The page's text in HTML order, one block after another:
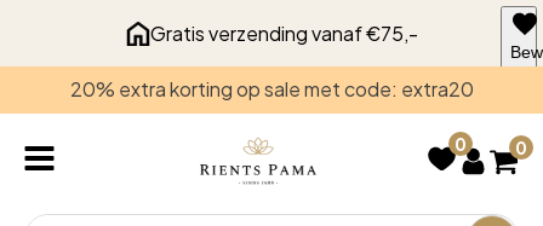
Gratis verzending vanaf €75,-
20% extra korting op sale met code: extra20
0 0
voor